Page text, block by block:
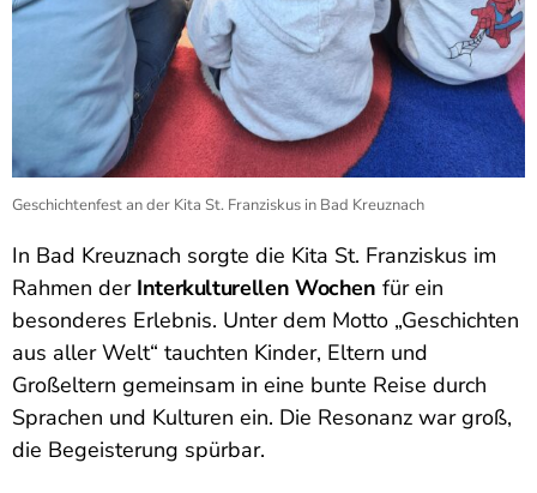
Geschichtenfest an der Kita St. Franziskus in Bad Kreuznach
In Bad Kreuznach sorgte die Kita St. Franziskus im
Rahmen der Interkulturellen Wochen für ein
besonderes Erlebnis. Unter dem Motto „Geschichten
aus aller Welt“ tauchten Kinder, Eltern und
Großeltern gemeinsam in eine bunte Reise durch
Sprachen und Kulturen ein. Die Resonanz war groß,
die Begeisterung spürbar.